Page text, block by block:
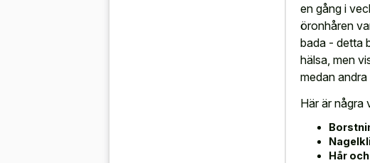
en gång i
öronhåren
bada - detta
hälsa, men
medan
Här är några
Hår